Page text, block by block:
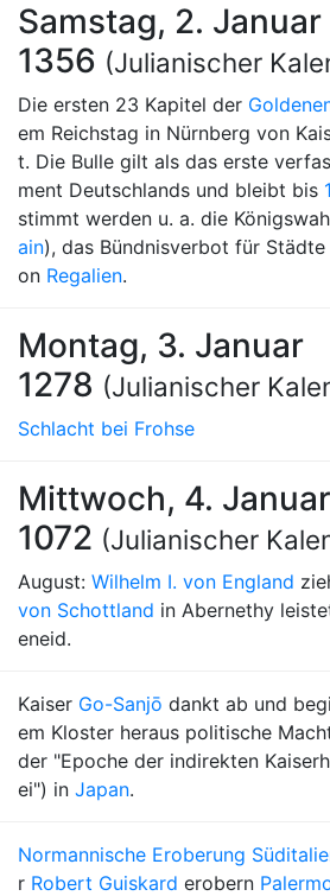
Samstag, 2. Januar
1356 (Julianischer
Die ersten 23 Kapitel der
em Reichstag in Nürnberg von
t. Die Bulle gilt als das erste
ment Deutschlands und bleibt bis
stimmt werden u. a. die
ain), das Bündnisverbot für
on Regalien.
Montag, 3. Januar
1278 (Julianischer
Schlacht bei Frohse
Mittwoch, 4. Januar
1072 (Julianischer
August: Wilhelm I. von England
von Schottland in Abernethy
eneid.
Kaiser Go-Sanjō dankt ab und
em Kloster heraus politische
der "Epoche der indirekten
ei") in Japan.
Normannische Eroberung
r Robert Guiskard erobern